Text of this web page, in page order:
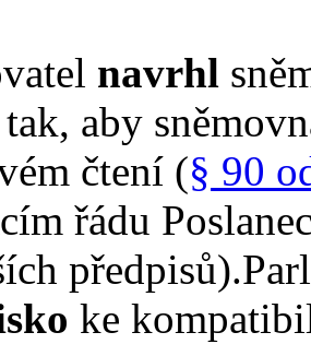
navrhl
aby
čtení (§ 90
řádu
ke